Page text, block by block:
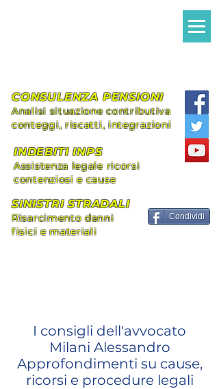
Condividi
CONSULENZA PENSIONI
Analisi situazione contributiva
conteggi, riscatti, integrazioni
INDEBITI INPS
Assistenza legale ricorsi
contenziosi e cause
SINISTRI STRADALI
Risarcimento danni
fisici e materiali
I consigli dell'avvocato
Milani Alessandro
Approfondimenti su cause,
ricorsi e procedure legali